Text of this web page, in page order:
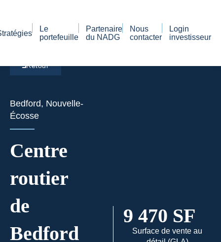
Le
portefeuille
Partenaire
du NADG
Nous
contacter
Login
investisseur
Retour
Bedford, Nouvelle-
Écosse
Centre
routier
de
Bedford
9 470 SF
Surface de vente au